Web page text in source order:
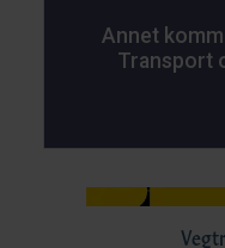
Annet
Transport